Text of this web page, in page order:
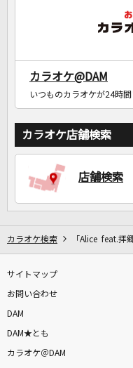
カラオケ@DAM
いつものカラオケが24時
カラオケ店舗検索
店舗検索
カラオケ検索 「Alice feat.拝
サイトマップ
お問い合わせ
DAM
DAM★とも
カラオケ＠DAM